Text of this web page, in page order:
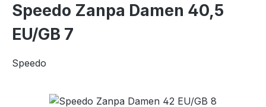
Speedo Zanpa Damen 40,5
EU/GB 7
Speedo
Bildergalerie überspringen